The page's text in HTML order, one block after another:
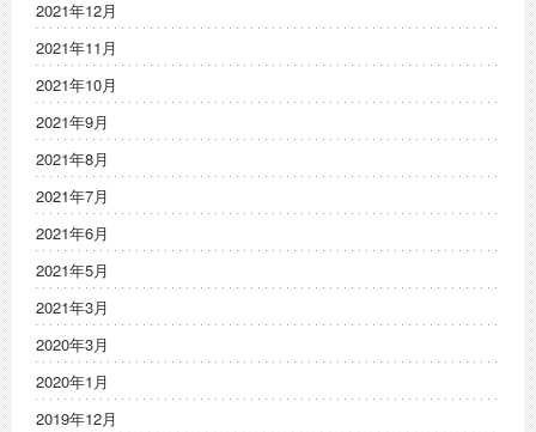
2021年12月
2021年11月
2021年10月
2021年9月
2021年8月
2021年7月
2021年6月
2021年5月
2021年3月
2020年3月
2020年1月
2019年12月